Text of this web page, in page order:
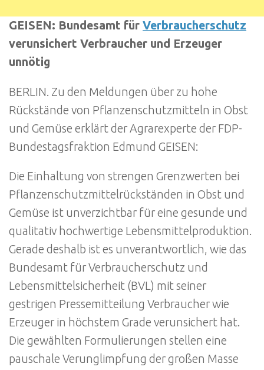
GEISEN: Bundesamt für Verbraucherschutz
verunsichert Verbraucher und Erzeuger
unnötig
BERLIN. Zu den Meldungen über zu hohe
Rückstände von Pflanzenschutzmitteln in Obst
und Gemüse erklärt der Agrarexperte der FDP-
Bundestagsfraktion Edmund GEISEN:
Die Einhaltung von strengen Grenzwerten bei
Pflanzenschutzmittelrückständen in Obst und
Gemüse ist unverzichtbar für eine gesunde und
qualitativ hochwertige Lebensmittelproduktion.
Gerade deshalb ist es unverantwortlich, wie das
Bundesamt für Verbraucherschutz und
Lebensmittelsicherheit (BVL) mit seiner
gestrigen Pressemitteilung Verbraucher wie
Erzeuger in höchstem Grade verunsichert hat.
Die gewählten Formulierungen stellen eine
pauschale Verunglimpfung der großen Masse